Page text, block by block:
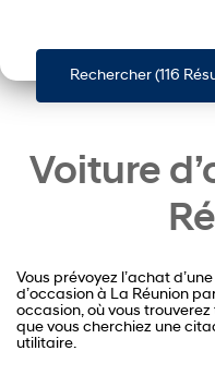
Rechercher (116
Voiture
Vous prévoyez l’achat
d’occasion à La Réunion
occasion, où vous
que vous cherchiez une
utilitaire.